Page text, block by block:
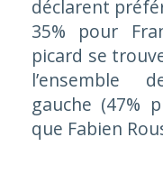
déclarent
35% pour
picard se
l’ensemble
gauche (47%
que Fabien